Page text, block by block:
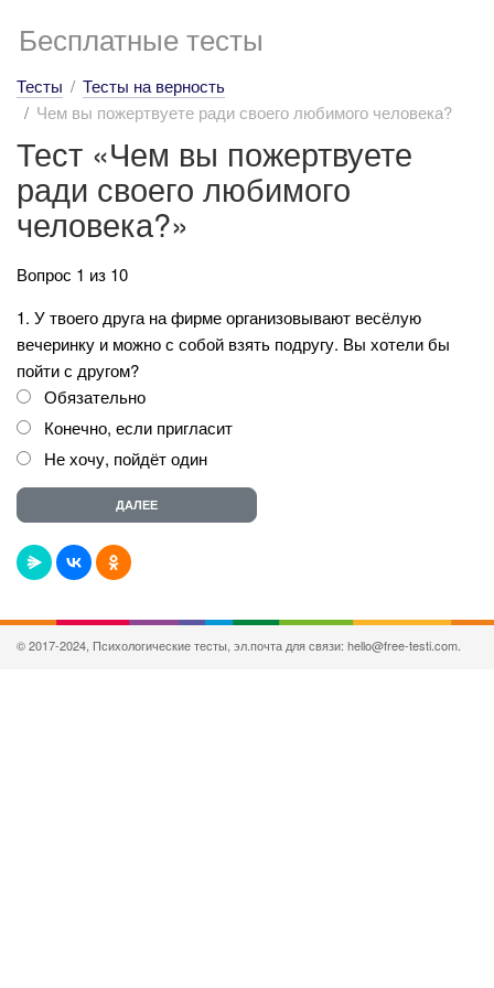
Бесплатные тесты
Тесты
Тесты на верность
Чем вы пожертвуете ради своего любимого человека?
Тест «Чем вы пожертвуете
ради своего любимого
человека?»
Вопрос 1 из 10
1. У твоего друга на фирме организовывают весёлую
вечеринку и можно с собой взять подругу. Вы хотели бы
пойти с другом?
Обязательно
Конечно, если пригласит
Не хочу, пойдёт один
© 2017-2024, Психологические тесты, эл.почта для связи: hello@free-testi.com.